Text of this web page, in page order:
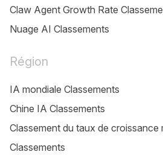
Claw Agent Growth Rate
Nuage AI Classements
Région
IA mondiale Classements
Chine IA Classements
Classement du taux de croissance
Classements